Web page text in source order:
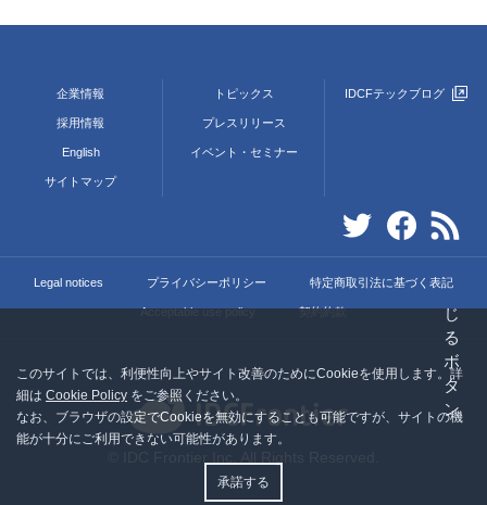
このサイトでは、利便性向上やサイト改善のためにCookieを使用します。詳
細は Cookie Policy をご参照ください。
なお、ブラウザの設定でCookieを無効にすることも可能ですが、サイトの機
能が十分にご利用できない可能性があります。
承諾する
企業情報
採用情報
English
サイトマップ
トピックス
プレスリリース
イベント・セミナー
IDCFテックブログ
Legal notices プライバシーポリシー 特定商取引法に基づく表記
Acceptable use policy 契約約款